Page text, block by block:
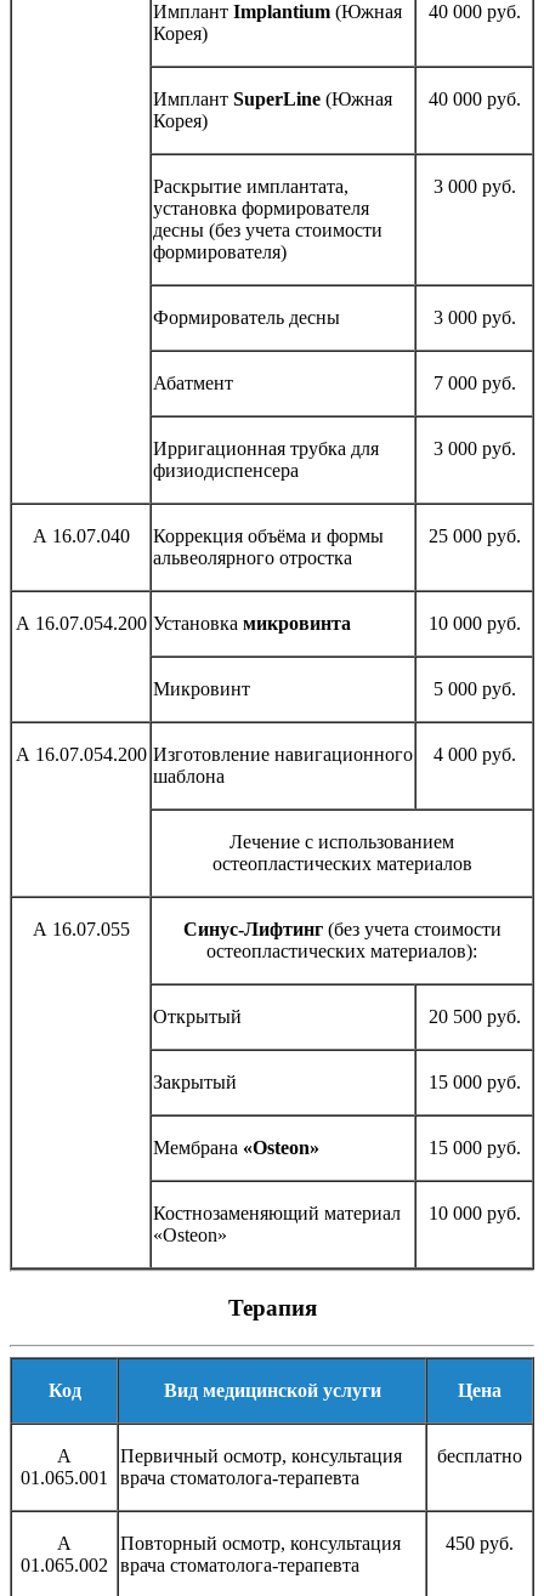
Имплант Implantium (Южная
Корея)
40 000 руб.
Имплант SuperLine (Южная
Корея)
40 000 руб.
Раскрытие имплантата,
установка формирователя
десны (без учета стоимости
формирователя)
3 000 руб.
Формирователь десны 3 000 руб.
Абатмент 7 000 руб.
Ирригационная трубка для
физиодиспенсера
3 000 руб.
А 16.07.040
Коррекция объёма и формы
альвеолярного отростка
25 000 руб.
А 16.07.054.200 Установка микровинта 10 000 руб.
Микровинт 5 000 руб.
А 16.07.054.200 Изготовление навигационного
шаблона
4 000 руб.
Лечение с использованием
остеопластических материалов
А 16.07.055 Синус-Лифтинг(без учета стоимости
остеопластических материалов):
Открытый 20 500 руб.
Закрытый 15 000 руб.
Мембрана «Osteon» 15 000 руб.
Костнозаменяющий материал
«Osteon»
10 000 руб.
Терапия
Код Вид медицинской услуги Цена
А
01.065.001
Первичный осмотр, консультация
врача стоматолога-терапевта
бесплатно
А
01.065.002
Повторный осмотр, консультация
врача стоматолога-терапевта
450 руб.